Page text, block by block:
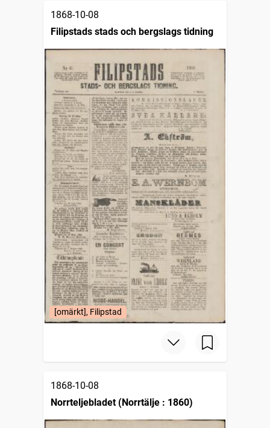
1868-10-08
Filipstads stads och bergslags tidning
[omärkt], Filipstad
1868-10-08
Norrteljebladet (Norrtälje : 1860)